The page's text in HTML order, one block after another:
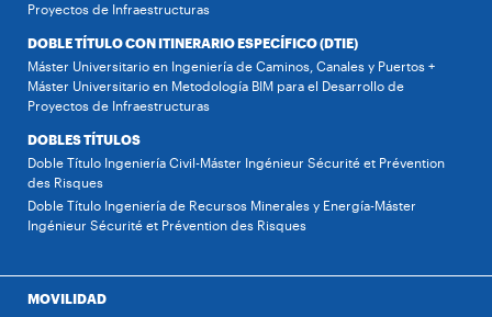
Proyectos de Infraestructuras
DOBLE TÍTULO CON ITINERARIO ESPECÍFICO (DTIE)
Máster Universitario en Ingeniería de Caminos, Canales y Puertos +
Máster Universitario en Metodología BIM para el Desarrollo de
Proyectos de Infraestructuras
DOBLES TÍTULOS
Doble Título Ingeniería Civil-Máster Ingénieur Sécurité et Prévention
des Risques
Doble Título Ingeniería de Recursos Minerales y Energía-Máster
Ingénieur Sécurité et Prévention des Risques
MOVILIDAD